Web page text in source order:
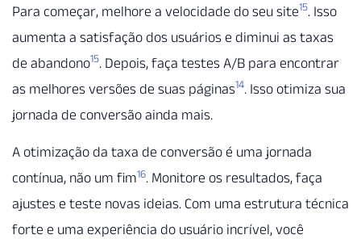
Para começar, melhore a velocidade do seu site15. Isso
aumenta a satisfação dos usuários e diminui as taxas
de abandono15. Depois, faça testes A/B para encontrar
as melhores versões de suas páginas14. Isso otimiza sua
jornada de conversão ainda mais.
A otimização da taxa de conversão é uma jornada
contínua, não um fim16. Monitore os resultados, faça
ajustes e teste novas ideias. Com uma estrutura técnica
forte e uma experiência do usuário incrível, você